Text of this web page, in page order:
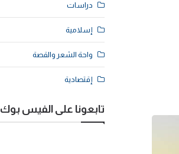
دراسات
إسلامية
واحة الشعر والقصة
إقتصادية
تابعونا على الفيس بوك